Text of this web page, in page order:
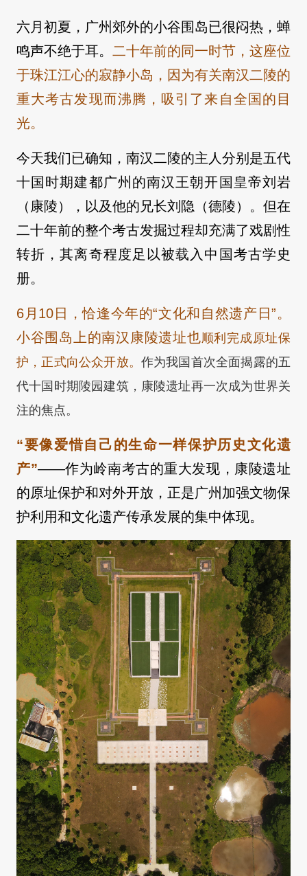
六月初夏，广州郊外的小谷围岛已很闷热，蝉
鸣声不绝于耳。 二十年前的同一时节，这座位
于珠江江心的寂静小岛，因为有关南汉二陵的
重大考古发现而沸腾，吸引了来自全国的目
光。
今天我们已确知，南汉二陵的主人分别是五代
十国时期建都广州的南汉王朝开国皇帝刘岩
（康陵）
，以及他的兄长刘隐 （德陵） 。但在
二十年前的整个考古发掘过程却充满了戏剧性
转折，其离奇程度足以被载入中国考古学史
册。
6月10日，恰逢今年的“文化和自然遗产日”。
小谷围岛上的南汉康陵遗址也顺利完成原址保
护，正式向公众开放。 作为我国首次全面揭露的五
代十国时期陵园建筑，康陵遗址再一次成为世界关
注的焦点。
“要像爱惜自己的生命一样保护历史文化遗
产”——作为岭南考古的重大发现，康陵遗址
的原址保护和对外开放，正是广州加强文物保
护利用和文化遗产传承发展的集中体现。